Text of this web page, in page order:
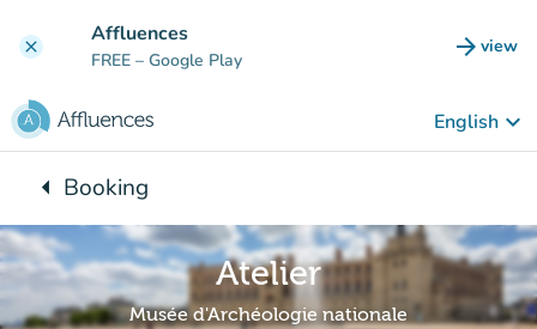
clear Affluences
FREE – Google Play arrow_forward view
(new
English keyboard_arrow_down
arrow_leftBack to:
Booking
Atelier
Musée d'Archéologie nationale